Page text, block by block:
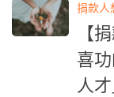
捐款人
【
喜
人